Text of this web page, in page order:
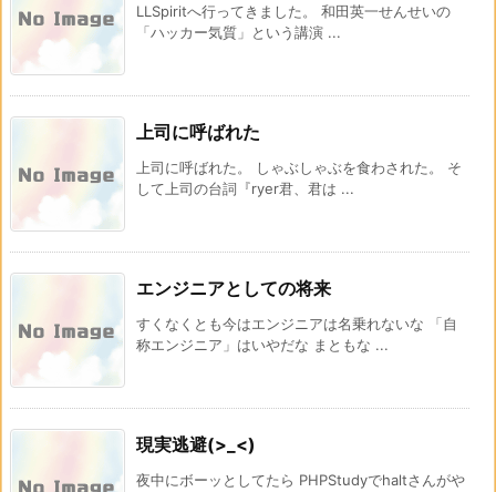
LLSpiritへ行ってきました。 和田英一せんせいの
「ハッカー気質」という講演 ...
上司に呼ばれた
上司に呼ばれた。 しゃぶしゃぶを食わされた。 そ
して上司の台詞『ryer君、君は ...
エンジニアとしての将来
すくなくとも今はエンジニアは名乗れないな 「自
称エンジニア」はいやだな まともな ...
現実逃避(>_<)
夜中にボーッとしてたら PHPStudyでhaltさんがや